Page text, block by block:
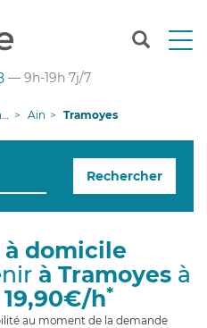
T
n
g
i
— 9h-19h 7j/7
Ain Tramoyes
Rechercher
à domicile
à Tramoyes à
19,90€/h*
au moment de la demande